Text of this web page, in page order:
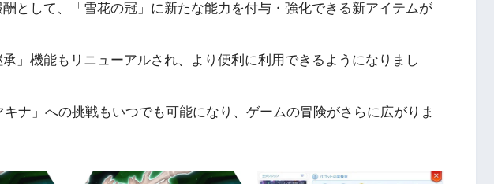
として、「雪花の冠」に新たな能力を付与・強化できる新アイテムが
」機能もリニューアルされ、より便利に利用できるようになりまし
キナ」への挑戦もいつでも可能になり、ゲームの冒険がさらに広がりま